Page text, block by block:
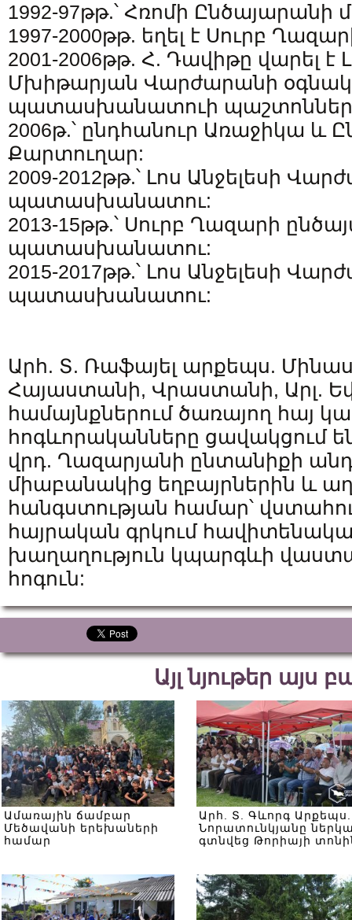
1992-97թթ.՝ Հռոմի Ընծայարանի
1997-2000թթ. եղել է Սուրբ
2001-2006թթ. Հ. Դավիթը վարել է
Մխիթարյան Վարժարանի
պատասխանատուի
2006թ.՝ ընդհանուր Առաջիկա և
Քարտուղար:
2009-2012թթ.՝ Լոս Անջելեսի
պատասխանատու:
2013-15թթ.՝ Սուրբ Ղազարի
պատասխանատու:
2015-2017թթ.՝ Լոս Անջելեսի
պատասխանատու:
Արհ. Տ. Ռաֆայել արքեպս.
Հայաստանի, Վրաստանի, Արլ.
համայնքներում ծառայող հայ
հոգևորականները ցավակցում
վրդ. Ղազարյանի ընտանիքի
միաբանակից եղբայրներին և
հանգստության համար՝
հայրական գրկում
խաղաղություն կպարգևի
հոգուն:
Այլ նյութեր այս
Ամառային ճամբար
Մեծավանի երեխաների
համար
Արհ. Տ. Գևորգ Արքեպս.
Նորատունկյանը
գտնվեց Թորիայի